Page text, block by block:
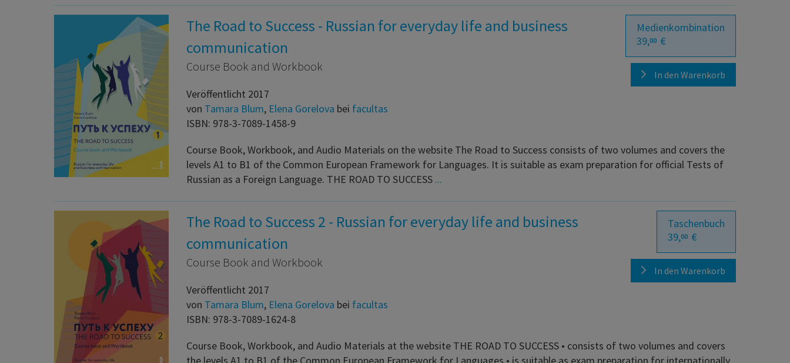
Medienkombination
39,00 €
In den Warenkorb
The Road to Success - Russian for everyday life and business
communication
Course Book and Workbook
Veröffentlicht 2017
von Tamara Blum, Elena Gorelova bei facultas
ISBN: 978-3-7089-1458-9
Course Book, Workbook, and Audio Materials on the website The Road to Success consists of two volumes and covers the
levels A1 to B1 of the Common European Framework for Languages. It is suitable as exam preparation for official Tests of
Russian as a Foreign Language. THE ROAD TO SUCCESS ...
Taschenbuch
39,00 €
In den Warenkorb
The Road to Success 2 - Russian for everyday life and business
communication
Course Book and Workbook
Veröffentlicht 2017
von Tamara Blum, Elena Gorelova bei facultas
ISBN: 978-3-7089-1624-8
Course Book, Workbook, and Audio Materials at the website THE ROAD TO SUCCESS • consists of two volumes and covers